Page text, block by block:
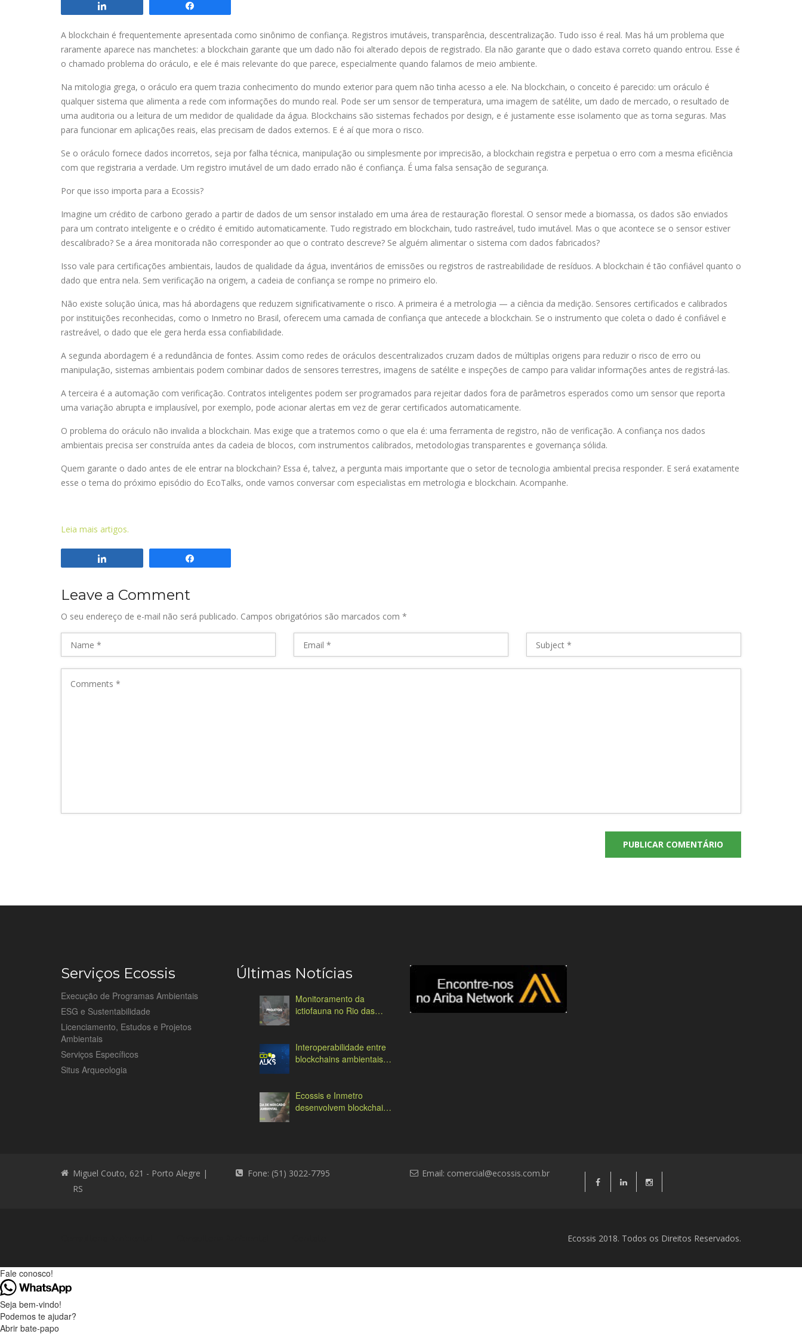
A blockchain é frequentemente apresentada como sinônimo de confiança. Registros imutáveis, transparência, descentralização. Tudo isso é real. Mas há um problema que
raramente aparece nas manchetes: a blockchain garante que um dado não foi alterado depois de registrado. Ela não garante que o dado estava correto quando entrou. Esse é
o chamado problema do oráculo, e ele é mais relevante do que parece, especialmente quando falamos de meio ambiente.
Na mitologia grega, o oráculo era quem trazia conhecimento do mundo exterior para quem não tinha acesso a ele. Na blockchain, o conceito é parecido: um oráculo é
qualquer sistema que alimenta a rede com informações do mundo real. Pode ser um sensor de temperatura, uma imagem de satélite, um dado de mercado, o resultado de
uma auditoria ou a leitura de um medidor de qualidade da água. Blockchains são sistemas fechados por design, e é justamente esse isolamento que as torna seguras. Mas
para funcionar em aplicações reais, elas precisam de dados externos. E é aí que mora o risco.
Se o oráculo fornece dados incorretos, seja por falha técnica, manipulação ou simplesmente por imprecisão, a blockchain registra e perpetua o erro com a mesma eficiência
com que registraria a verdade. Um registro imutável de um dado errado não é confiança. É uma falsa sensação de segurança.
Por que isso importa para a Ecossis?
Imagine um crédito de carbono gerado a partir de dados de um sensor instalado em uma área de restauração florestal. O sensor mede a biomassa, os dados são enviados
para um contrato inteligente e o crédito é emitido automaticamente. Tudo registrado em blockchain, tudo rastreável, tudo imutável. Mas o que acontece se o sensor estiver
descalibrado? Se a área monitorada não corresponder ao que o contrato descreve? Se alguém alimentar o sistema com dados fabricados?
Isso vale para certificações ambientais, laudos de qualidade da água, inventários de emissões ou registros de rastreabilidade de resíduos. A blockchain é tão confiável quanto o
dado que entra nela. Sem verificação na origem, a cadeia de confiança se rompe no primeiro elo.
Não existe solução única, mas há abordagens que reduzem significativamente o risco. A primeira é a metrologia — a ciência da medição. Sensores certificados e calibrados
por instituições reconhecidas, como o Inmetro no Brasil, oferecem uma camada de confiança que antecede a blockchain. Se o instrumento que coleta o dado é confiável e
rastreável, o dado que ele gera herda essa confiabilidade.
A segunda abordagem é a redundância de fontes. Assim como redes de oráculos descentralizados cruzam dados de múltiplas origens para reduzir o risco de erro ou
manipulação, sistemas ambientais podem combinar dados de sensores terrestres, imagens de satélite e inspeções de campo para validar informações antes de registrá-las.
A terceira é a automação com verificação. Contratos inteligentes podem ser programados para rejeitar dados fora de parâmetros esperados como um sensor que reporta
uma variação abrupta e implausível, por exemplo, pode acionar alertas em vez de gerar certificados automaticamente.
O problema do oráculo não invalida a blockchain. Mas exige que a tratemos como o que ela é: uma ferramenta de registro, não de verificação. A confiança nos dados
ambientais precisa ser construída antes da cadeia de blocos, com instrumentos calibrados, metodologias transparentes e governança sólida.
Quem garante o dado antes de ele entrar na blockchain? Essa é, talvez, a pergunta mais importante que o setor de tecnologia ambiental precisa responder. E será exatamente
esse o tema do próximo episódio do EcoTalks, onde vamos conversar com especialistas em metrologia e blockchain. Acompanhe.
Leia mais artigos.
Leave a Comment
O seu endereço de e-mail não será publicado. Campos obrigatórios são marcados com *
Serviços Ecossis
Execução de Programas Ambientais
ESG e Sustentabilidade
Licenciamento, Estudos e Projetos
Ambientais
Serviços Específicos
Situs Arqueologia
Últimas Notícias
Monitoramento da
ictiofauna no Rio das
Interoperabilidade entre
blockchains ambientais:
Ecossis e Inmetro
desenvolvem blockchain
Miguel Couto, 621 - Porto Alegre |
RS
Fone: (51) 3022-7795 Email: comercial@ecossis.com.br
Ecossis 2018. Todos os Direitos Reservados.
Fale conosco!
Seja bem-vindo!
Podemos te ajudar?
Abrir bate-papo